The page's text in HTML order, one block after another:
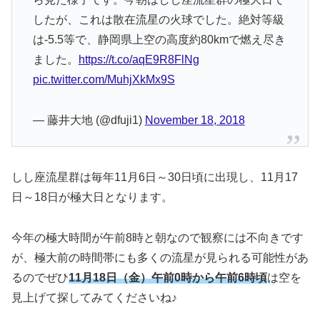
したが、これは散在流星の火球でした。絶対等級
は-5.5等で、静岡県上空の高度約80kmで燃え尽き
ました。
https://t.co/aqE9R8FlNg
pic.twitter.com/MuhjXkMx9S
— 藤井大地 (@dfuji1) November 18, 2018
しし座流星群は毎年11月6日～30日頃に出現し、11月17
日～18日が極大日となります。
今年の極大時間が午前8時と朝なので観察には不向きです
が、極大前の時間帯にも多くの流星が見られる可能性があ
るのでぜひ11月18日（金）午前0時から午前6時頃は空を
見上げて探してみてくださいね♪